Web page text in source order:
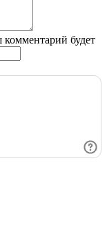
комментарий будет